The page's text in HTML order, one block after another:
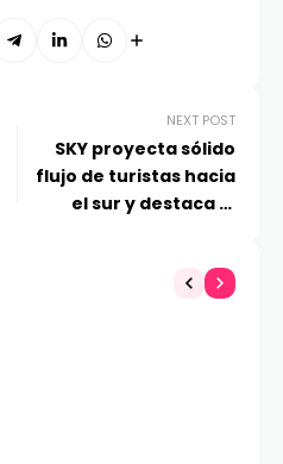
NEXT POST
SKY proyecta sólido
flujo de turistas hacia
el sur y destaca el
temporada invernal